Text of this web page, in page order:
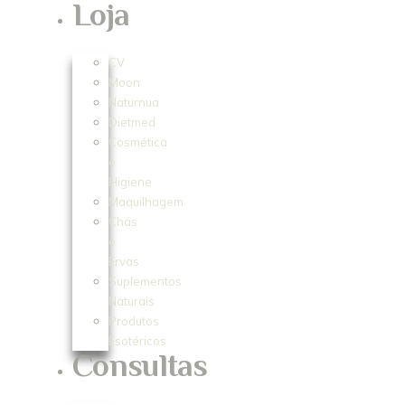
Loja
CV
Moon
Naturnua
Dietmed
Cosmética
e
Higiene
Maquilhagem
Chás
e
Ervas
Suplementos
Naturais
Produtos
Esotéricos
Consultas